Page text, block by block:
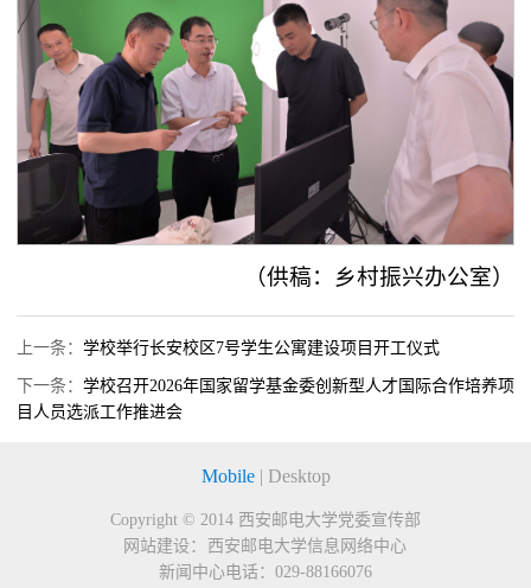
（供稿：乡村振兴办公室）
上一条： 学校举行长安校区7号学生公寓建设项目开工仪式
下一条： 学校召开2026年国家留学基金委创新型人才国际合作培养项
目人员选派工作推进会
Mobile | Desktop
Copyright © 2014 西安邮电大学党委宣传部
网站建设：
西安邮电大学信息网络中心
新闻中心电话： 029-88166076